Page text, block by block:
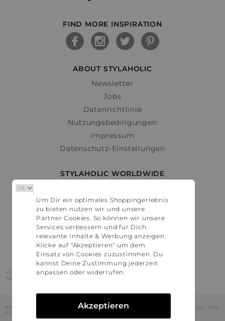
FIND MORE INSPIRATION
ABOUT STYLAHOLIC
Newsletter
Jobs
Datenrichtlinie
Nutzungsbedingungen
Impressum
Datenschutz-Einstellungen
STYLAHOLIC WORLDWIDE
Österreich
Schweiz
France
United States
2016 - 2026 © Stylaholic.
Made for you with love in munich.
Alle Preise inkl. der jeweils geltenden gesetzlichen Mehrwertsteuer. Alle
Angaben ohne Gewähr.
Um Dir ein optimales Shoppingerlebnis
zu bieten nutzen wir und unsere
Partner Cookies. So können wir unsere
Services verbessern und für Dich
relevante Inhalte & Werbung anzeigen.
Klicke auf "Akzeptieren" um dem
Einsatz von Cookies zuzustimmen. Du
kannst Deine Zustimmung jederzeit
anpassen oder widerrufen.
Akzeptieren